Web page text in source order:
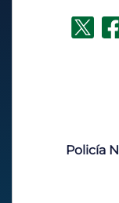
Policía